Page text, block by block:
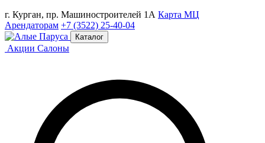
г. Курган, пр. Машиностроителей 1А Карта МЦ
Арендаторам +7 (3522) 25-40-04
Каталог
Акции Салоны